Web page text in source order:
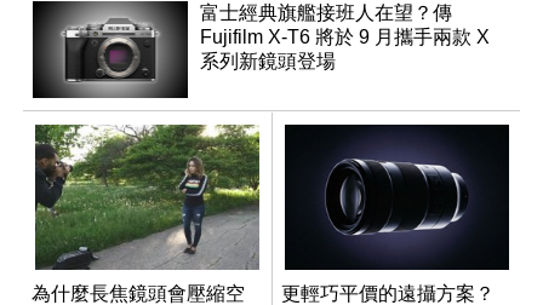
富士經典旗艦接班人在望？傳
Fujifilm X-T6 將於 9 月攜手兩款 X
系列新鏡頭登場
為什麼長焦鏡頭會壓縮空
更輕巧平價的遠攝方案？